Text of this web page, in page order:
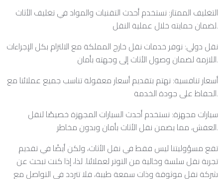
التغليف الممتاز: نستخدم أحدث التقنيات والمواد في تغليف الأثاث
لضمان حمايته خلال عملية النقل.
نقل دولي: نوفر خدمات نقل خارج المملكة مع الالتزام بكل الإجراءات
اللازمة لضمان وصول الأثاث إلى وجهته بأمان.
أسعار تنافسية: نهتم بتقديم أسعار معقولة تناسب جميع عملائنا مع
الحفاظ على جودة الخدمة.
سيارات مجهزة: نستخدم أحدث السيارات المجهزة خصيصًا لنقل
العفش، مما يضمن نقل الأثاث بأمان وبدون مخاطر.
تقع مسؤوليتنا ليس فقط في نقل الأثاث، ولكن أيضًا في تقديم
تجربة نقل سلسة وخالية من التوتر لعملائنا. لذا، إذا كنت تبحث عن
شركة نقل موثوقة وذات سمعة طيبة، فلا تتردد في التواصل مع